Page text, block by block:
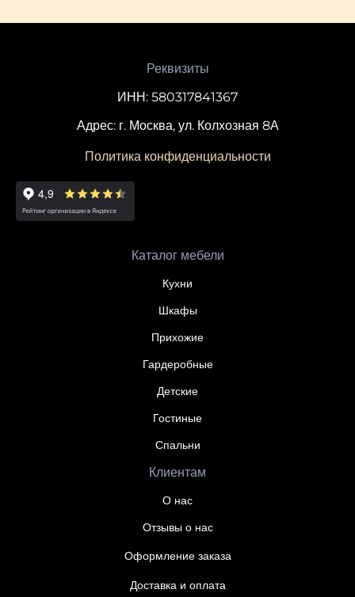
Реквизиты
ИНН: 580317841367
Адрес: г. Москва, ул. Колхозная 8А
Политика конфиденциальности
Каталог мебели
Кухни
Шкафы
Прихожие
Гардеробные
Детские
Гостиные
Спальни
Клиентам
О нас
Отзывы о нас
Оформление заказа
Доставка и оплата